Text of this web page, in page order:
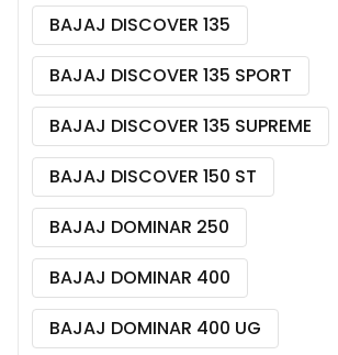
BAJAJ DISCOVER 135
BAJAJ DISCOVER 135 SPORT
BAJAJ DISCOVER 135 SUPREME
BAJAJ DISCOVER 150 ST
BAJAJ DOMINAR 250
BAJAJ DOMINAR 400
BAJAJ DOMINAR 400 UG